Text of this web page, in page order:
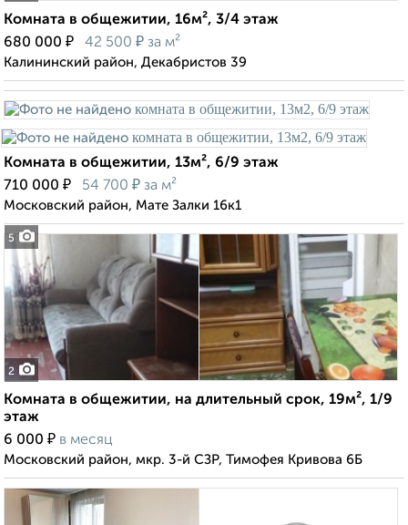
Комната в общежитии, 16м², 3/4 этаж
680 000 ₽ 42 500 ₽ за м²
Калининский район, Декабристов 39
5
Комната в общежитии, 13м², 6/9 этаж
710 000 ₽ 54 700 ₽ за м²
Московский район, Мате Залки 16к1
2
Комната в общежитии, на длительный срок, 19м², 1/9
этаж
6 000 ₽ в месяц
Московский район, мкр. 3-й СЗР, Тимофея Кривова 6Б